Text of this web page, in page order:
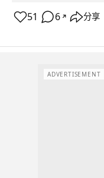
51 6 ↗ 分享
ADVERTISEMENT